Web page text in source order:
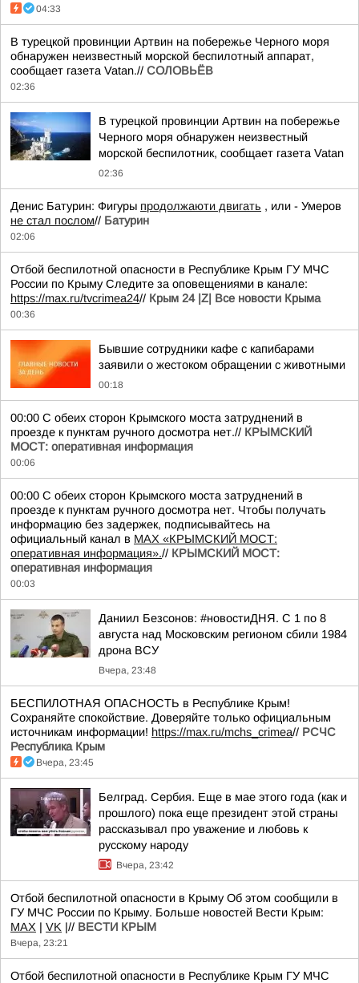
04:33
В турецкой провинции Артвин на побережье Черного моря
обнаружен неизвестный морской беспилотный аппарат,
сообщает газета Vatan.// СОЛОВЬЁВ
02:36
В турецкой провинции Артвин на побережье
Черного моря обнаружен неизвестный
морской беспилотник, сообщает газета Vatan
02:36
Денис Батурин: Фигуры продолжаюти двигать , или - Умеров
не стал послом// Батурин
02:06
Отбой беспилотной опасности в Республике Крым ГУ МЧС
России по Крыму Следите за оповещениями в канале:
https://max.ru/tvcrimea24// Крым 24 |Z| Все новости Крыма
00:36
Бывшие сотрудники кафе с капибарами
заявили о жестоком обращении с животными
00:18
00:00 С обеих сторон Крымского моста затруднений в
проезде к пунктам ручного досмотра нет.// КРЫМСКИЙ
МОСТ: оперативная информация
00:06
00:00 С обеих сторон Крымского моста затруднений в
проезде к пунктам ручного досмотра нет. Чтобы получать
информацию без задержек, подписывайтесь на
официальный канал в MAX «КРЫМСКИЙ МОСТ:
оперативная информация».// КРЫМСКИЙ МОСТ:
оперативная информация
00:03
Даниил Безсонов: #новостиДНЯ. С 1 по 8
августа над Московским регионом сбили 1984
дрона ВСУ
Вчера, 23:48
БЕСПИЛОТНАЯ ОПАСНОСТЬ в Республике Крым!
Сохраняйте спокойствие. Доверяйте только официальным
источникам информации! https://max.ru/mchs_crimea// РСЧС
Республика Крым
Вчера, 23:45
Белград. Сербия. Еще в мае этого года (как и
прошлого) пока еще президент этой страны
рассказывал про уважение и любовь к
русскому народу
Вчера, 23:42
Отбой беспилотной опасности в Крыму Об этом сообщили в
ГУ МЧС России по Крыму. Больше новостей Вести Крым:
MAX | VK |// ВЕСТИ КРЫМ
Вчера, 23:21
Отбой беспилотной опасности в Республике Крым ГУ МЧС